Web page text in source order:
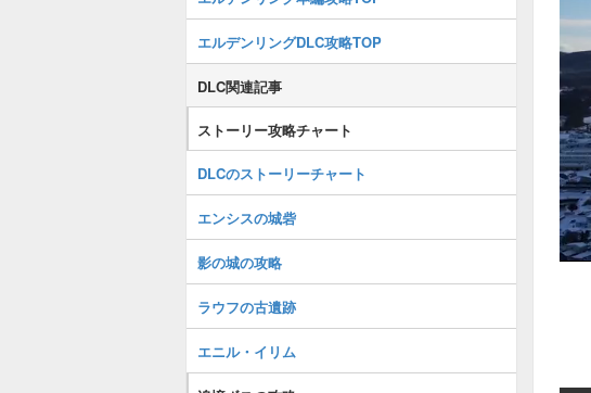
エルデンリングDLC攻略TOP
DLC関連記事
ストーリー攻略チャート
DLCのストーリーチャート
エンシスの城砦
影の城の攻略
ラウフの古遺跡
エニル・イリム